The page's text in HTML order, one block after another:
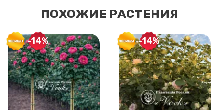
ПОХОЖИЕ РАСТЕНИЯ
-14% -14%